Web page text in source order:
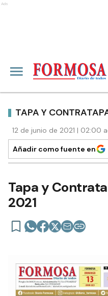
Ads
TAPA Y
12 de junio de 2021 | 02:00
Añadir como fuente en
Tapa y
2021